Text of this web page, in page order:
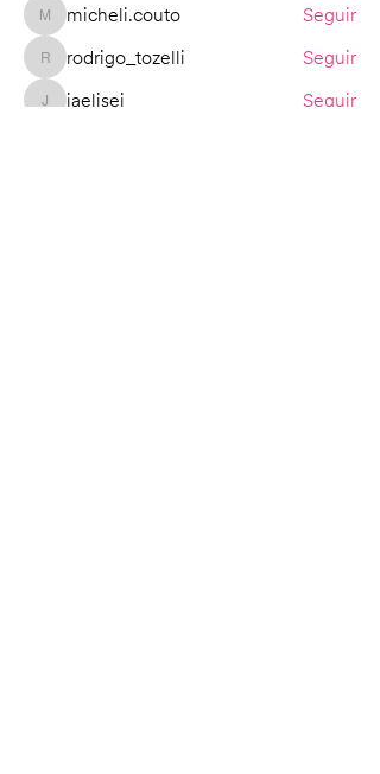
micheli.couto
micheli.couto Seguir
rodrigo_tozelli
rodrigo_tozelli Seguir
jaeliseijaelisei
Seguir